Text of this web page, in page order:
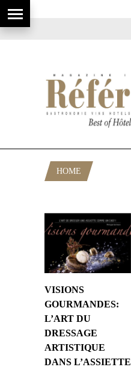
HOME
VISIONS
GOURMANDES:
L’ART DU
DRESSAGE
ARTISTIQUE
DANS L’ASSIETTE